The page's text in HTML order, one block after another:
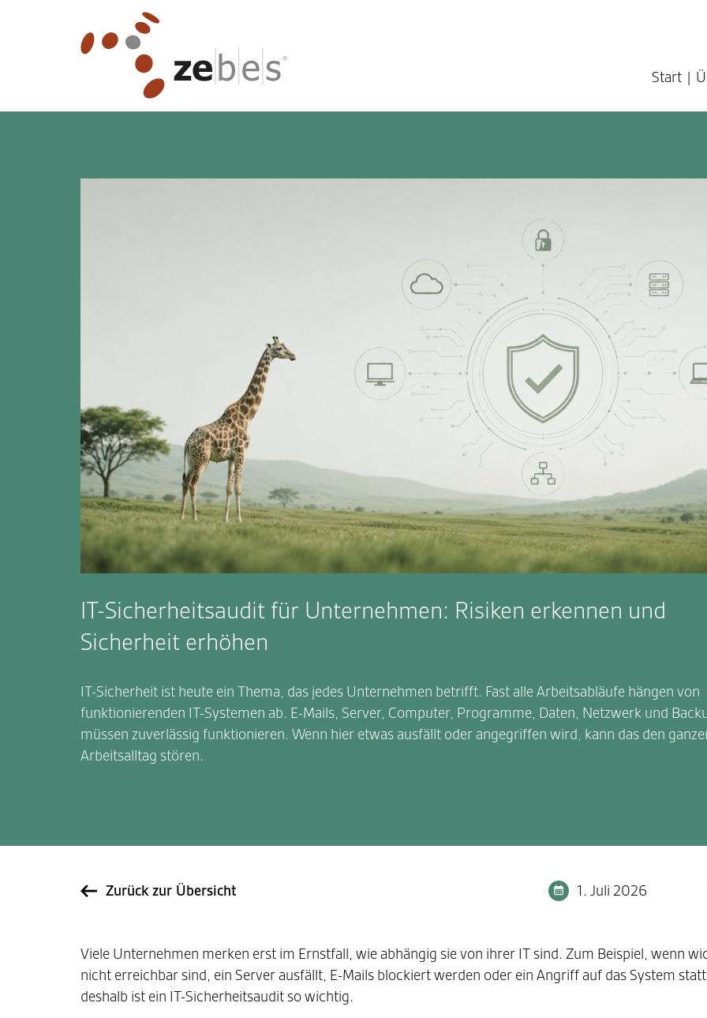
Start
IT-Sicherheitsaudit für Unternehmen: Risiken erkennen und
Sicherheit erhöhen
IT-Sicherheit ist heute ein Thema, das jedes Unternehmen betrifft. Fast alle Arbeitsabläufe hängen von
funktionierenden IT-Systemen ab. E-Mails, Server, Computer, Programme, Daten, Netzwerk und
müssen zuverlässig funktionieren. Wenn hier etwas ausfällt oder angegriffen wird, kann das den
Arbeitsalltag stören.
Zurück zur Übersicht 1. Juli 2026
Viele Unternehmen merken erst im Ernstfall, wie abhängig sie von ihrer IT sind. Zum Beispiel, wenn
nicht erreichbar sind, ein Server ausfällt, E-Mails blockiert werden oder ein Angriff auf das System
deshalb ist ein IT-Sicherheitsaudit so wichtig.